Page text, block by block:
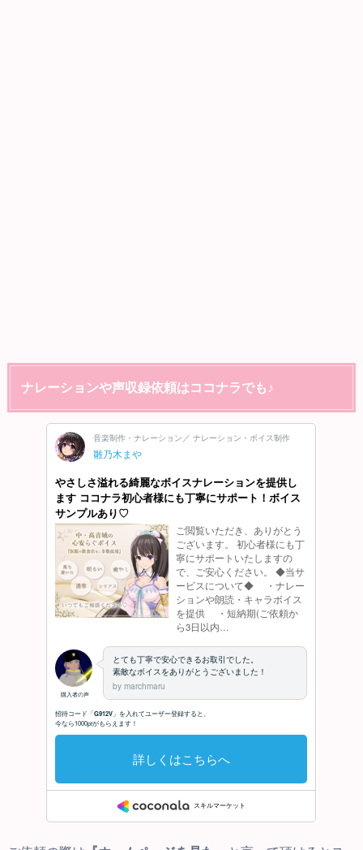
ナレーションや声収録依頼はココナラでも♪